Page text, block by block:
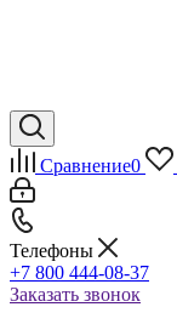
Сравнение0
Телефоны
+7 800 444-08-37
Заказать звонок